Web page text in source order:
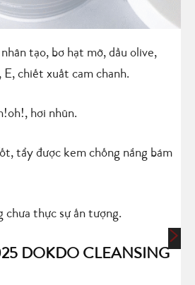
nhân tạo, bơ hạt mỡ, dầu olive,
chiết xuất cam chanh.
hơi nhũn.
tẩy được kem chống nắng bám
chưa thực sự ấn tượng.
DOKDO CLEANSING